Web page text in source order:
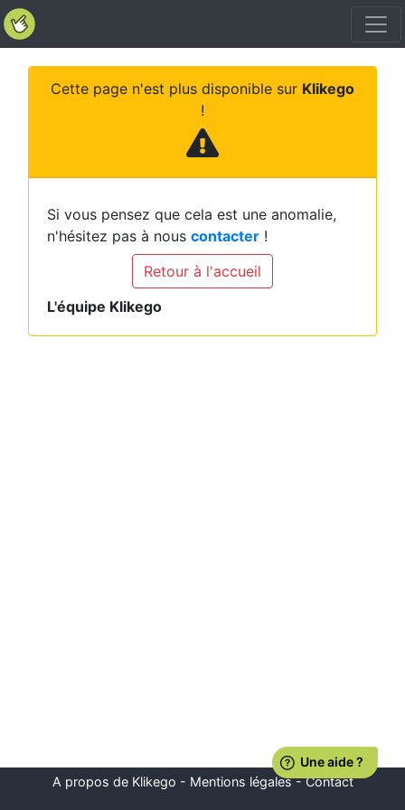
Cette page n'est plus disponible sur Klikego
!
Si vous pensez que cela est une anomalie,
n'hésitez pas à nous contacter !
Retour à l'accueil
L'équipe Klikego
A propos de Klikego - Mentions légales-Contact